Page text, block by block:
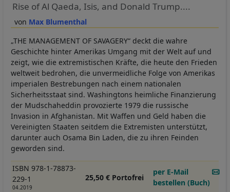
Max Blumenthal
Rise of Al Qaeda, Isis, and Donald Trump....
„THE MANAGEMENT OF SAVAGERY“ deckt die wahre
Geschichte hinter Amerikas Umgang mit der Welt auf und
zeigt, wie die extremistischen Kräfte, die heute den Frieden
weltweit bedrohen, die unvermeidliche Folge von Amerikas
imperialen Bestrebungen nach einem nationalen
Sicherheitsstaat sind. Washingtons heimliche Finanzierung
der Mudschaheddin provozierte 1979 die russische
Invasion in Afghanistan. Mit Waffen und Geld haben die
Vereinigten Staaten seitdem die Extremisten unterstützt,
darunter auch Osama Bin Laden, die zu ihren Feinden
geworden sind.
ISBN 978-1-78873-
229-1
04.2019
25,50 € Portofrei
per E-Mail
bestellen (Buch)